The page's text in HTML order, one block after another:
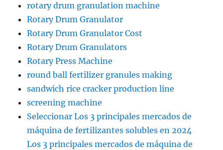
rotary drum granulation machine
Rotary Drum Granulator
Rotary Drum Granulator Cost
Rotary Drum Granulators
Rotary Press Machine
round ball fertilizer granules making
sandwich rice cracker production line
screening machine
Seleccionar Los 3 principales mercados de
máquina de fertilizantes solubles en 2024
Los 3 principales mercados de máquina de